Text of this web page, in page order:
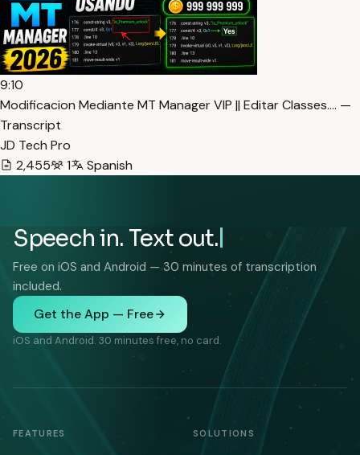
9:10
Modificacion Mediante MT Manager VIP || Editar Classes.… —
Transcript
JD Tech Pro
2,455
1 Spanish
Speech in. Text out.
Free on iOS and Android — 30 minutes of transcription
included.
Get the App — Free
iOS and Android. 30 minutes free, no card.
FEATURES SOLUTIONS